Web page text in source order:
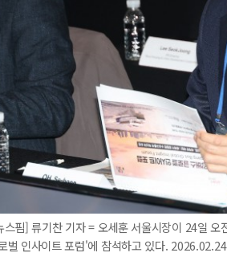
스핌] 류기찬 기자 = 오세훈 서울시장이 24일
벌 인사이트 포럼'에 참석하고 있다.